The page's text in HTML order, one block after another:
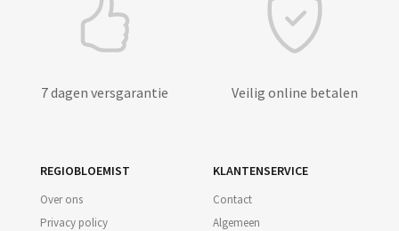
7 dagen versgarantie Veilig online betalen
REGIOBLOEMIST
Over ons
Privacy policy
KLANTENSERVICE
Contact
Algemeen